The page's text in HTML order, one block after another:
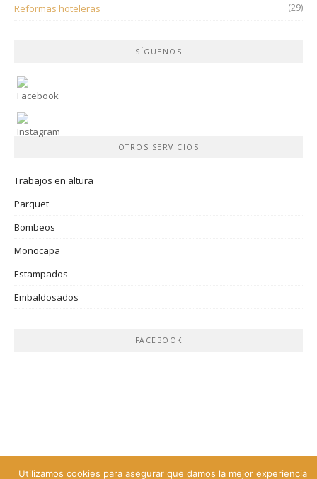
Reformas hoteleras (29)
SÍGUENOS
OTROS SERVICIOS
Trabajos en altura
Parquet
Bombeos
Monocapa
Estampados
Embaldosados
FACEBOOK
Tema Boston porFameThemes
Utilizamos cookies para asegurar que damos la mejor experiencia